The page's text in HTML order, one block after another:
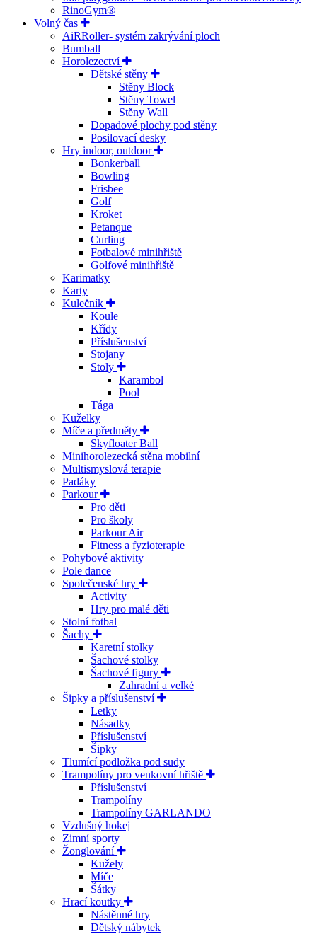
RinoGym®
Volný čas
AiRRoller- systém zakrývání ploch
Bumball
Horolezectví
Dětské stěny
Stěny Block
Stěny Towel
Stěny Wall
Dopadové plochy pod stěny
Posilovací desky
Hry indoor, outdoor
Bonkerball
Bowling
Frisbee
Golf
Kroket
Petanque
Curling
Fotbalové minihřiště
Golfové minihřiště
Karimatky
Karty
Kulečník
Koule
Křídy
Příslušenství
Stojany
Stoly
Karambol
Pool
Tága
Kuželky
Míče a předměty
Skyfloater Ball
Minihorolezecká stěna mobilní
Multismyslová terapie
Padáky
Parkour
Pro děti
Pro školy
Parkour Air
Fitness a fyzioterapie
Pohybové aktivity
Pole dance
Společenské hry
Activity
Hry pro malé děti
Stolní fotbal
Šachy
Karetní stolky
Šachové stolky
Šachové figury
Zahradní a velké
Šipky a příslušenství
Letky
Násadky
Příslušenství
Šipky
Tlumící podložka pod sudy
Trampolíny pro venkovní hřiště
Příslušenství
Trampolíny
Trampolíny GARLANDO
Vzdušný hokej
Zimní sporty
Žonglování
Kužely
Míče
Šátky
Hrací koutky
Nástěnné hry
Dětský nábytek